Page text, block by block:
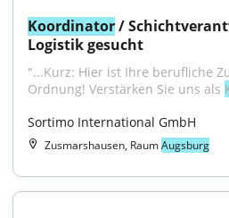
Koordinator /
Logistik gesucht
"...Kurz: Hier ist Ihre berufliche
Ordnung! Verstärken Sie uns als
Sortimo International GmbH
Zusmarshausen, RaumAugsburg